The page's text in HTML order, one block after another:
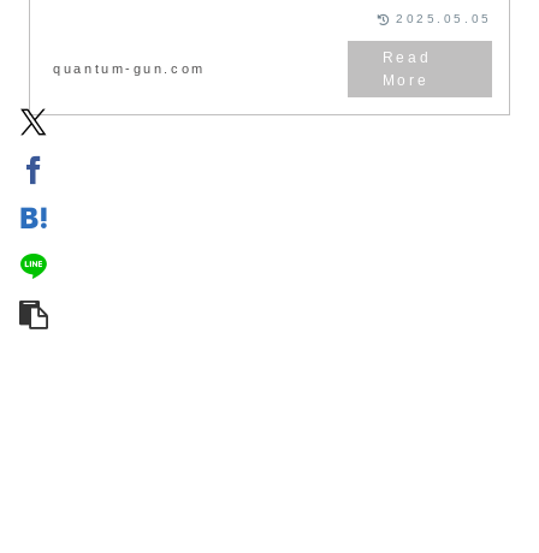
quantum-gun.com
2025.05.05